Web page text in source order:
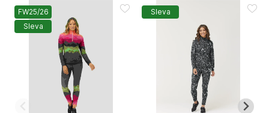
FW25/26
Sleva
Sleva